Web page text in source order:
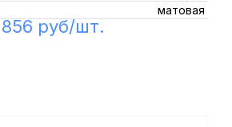
матовая
856 руб/шт.